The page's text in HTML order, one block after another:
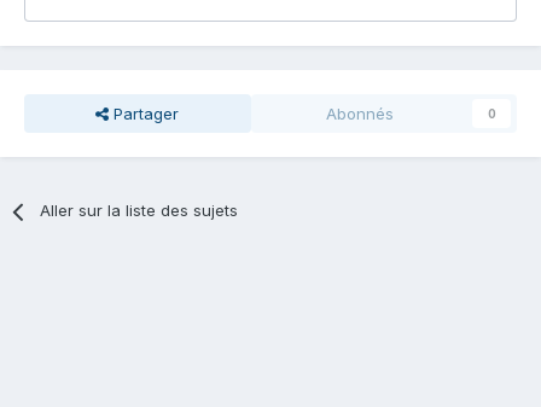
Partager Abonnés 0
Aller sur la liste des sujets